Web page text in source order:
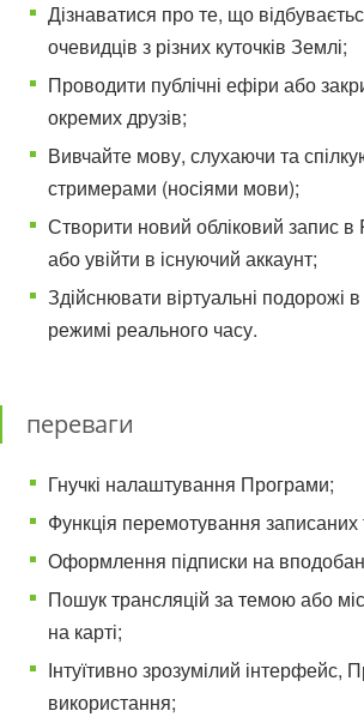
Дізнаватися про те, що
очевидців з різних куточків Землі;
Проводити публічні ефіри або
окремих друзів;
Вивчайте мову, слухаючи та
стримерами (носіями мови);
Створити новий обліковий запис
або увійти в існуючий аккаунт;
Здійснювати віртуальні подорожі
режимі реального часу.
переваги
Гнучкі налаштування Програми;
Функція перемотування записаних
Оформлення підписки на
Пошук трансляцій за темою або
на карті;
Інтуїтивно зрозумілий інтерфейс,
використання;